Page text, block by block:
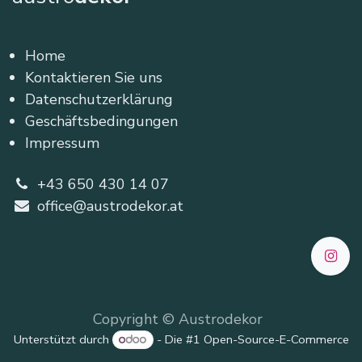
Home
Kontaktieren Sie uns
Datenschutzerklärung
Geschäftsbedingungen
Impressum
+43 650 430 14 07
office@austrodekor.at
Copyright © Austrodekor
Unterstützt durch - Die #1 Open-Source-E-Commerce